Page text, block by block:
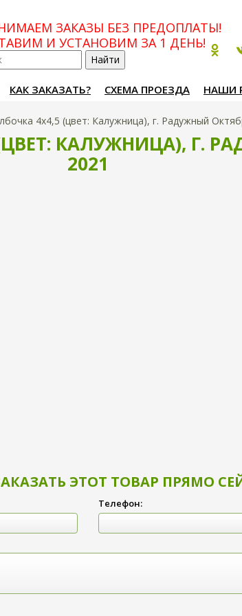
ЗАКАЗЫ БЕЗ ПРЕДОПЛАТЫ!
И УСТАНОВИМ ЗА 1 ДЕНЬ!
КАК ЗАКАЗАТЬ? СХЕМА ПРОЕЗДА НАШИ
4х4,5 (цвет: Калужница), г. Радужный
КАЛУЖНИЦА), Г.
2021
ЭТОТ ТОВАР ПРЯМО
Телефон: